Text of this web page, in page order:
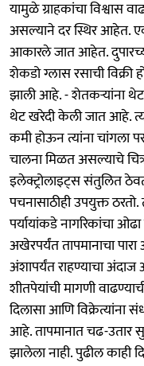
यामुळे ग्राहकांचा
असल्याने दर स्थिर आहेत.
आकारले जात आहेत.
शेकडो ग्लास रसाची
झाली आहे. - शेतकऱ्यांना
थेट खरेदी केली जात आहे.
कमी होऊन त्यांना चांगला
चालना मिळत असल्याचे
इलेक्ट्रोलाइट्स संतुलित
पचनासाठीही उपयुक्त
पर्यायांकडे नागरिकांचा
अखेरपर्यंत तापमानाचा
अंशापर्यंत राहण्याचा
शीतपेयांची मागणी
दिलासा आणि विक्रेत्यांना
आहे. तापमानात चढ-उतार
झालेला नाही. पुढील काही